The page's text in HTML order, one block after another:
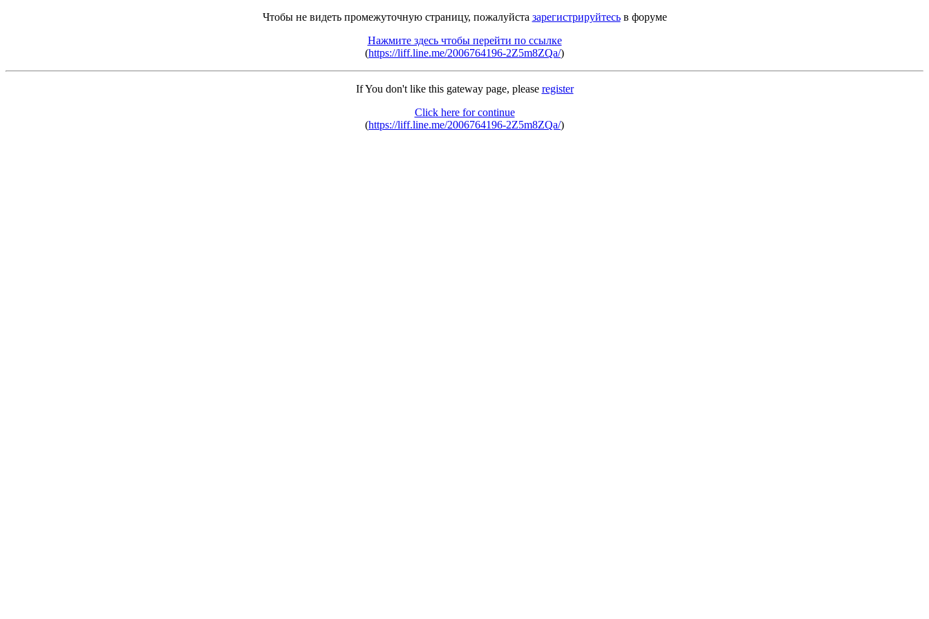
Чтобы не видеть промежуточную страницу, пожалуйста зарегистрируйтесьв форуме
Нажмите здесь чтобы перейти по ссылке
(https://liff.line.me/2006764196-2Z5m8ZQa/)
If You don't like this gateway page, please register
Click here for continue
(https://liff.line.me/2006764196-2Z5m8ZQa/)